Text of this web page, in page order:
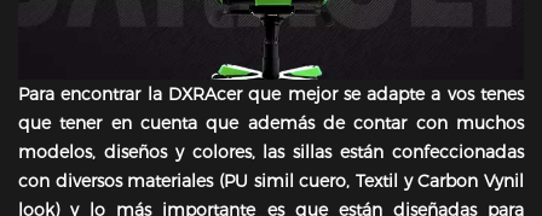
Para encontrar la DXRAcer que mejor se adapte a vos tenes
que tener en cuenta que además de contar con muchos
modelos, diseños y colores, las sillas están confeccionadas
con diversos materiales (PU simil cuero, Textil y Carbon Vynil
look) y lo más importante es que están diseñadas para